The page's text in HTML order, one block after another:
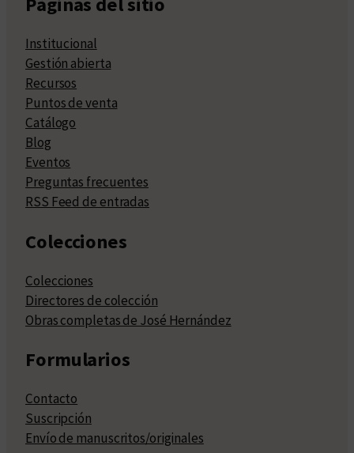
Institucional
Gestión abierta
Recursos
Puntos de venta
Catálogo
Blog
Eventos
Preguntas frecuentes
RSS Feed de entradas
Colecciones
Colecciones
Directores de colección
Obras completas de José Hernández
Formularios
Contacto
Suscripción
Envío de manuscritos/originales